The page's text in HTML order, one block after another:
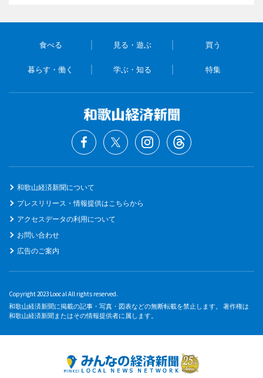
食べる 見る・遊ぶ 買う
暮らす・働く 学ぶ・知る 特集
和歌山経済新聞について
プレスリリース・情報提供はこちらから
アクセスデータの利用について
お問い合わせ
広告のご案内
Copyright 2023 Loocal All rights reserved.
和歌山経済新聞に掲載の記事・写真・図表などの無断転載を禁止します。 著作権は
和歌山経済新聞またはその情報提供者に属します。